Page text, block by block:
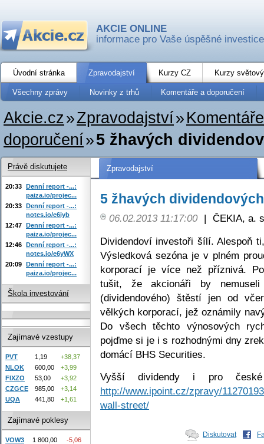
AKCIE ONLINE
informace pro Vaše úspěšné investice
Úvodní stránka Zpravodajství Kurzy CZ Kurzy
Všechny zprávy Novinky z trhů Komentáře a doporučení
Akcie.cz»Zpravodajství»
doporučení»5 žhavých
Zpravodajství
5 žhavých
06.02.2013 11:17:00 | ČEKIA, a.
Dividendoví investoři šílí. Alespoň
Výsledková sezóna je v plném
korporací je více než příznivá.
tušit, že akcionáři by
(dividendového) štěstí jen od
vělkých korporací, jež oznámily
Do všech těchto výnosových
pojďme si je i s rozhodnými dny
domácí BHS Securities.
Vyšší dividendy i pro
http://www.ipoint.cz/zpravy/
wall-street/
Diskutovat
Právě diskutujete
20:33 Denní report -...:
paiza.io/projec...
20:33 Denní report -...:
notes.io/e6iyb
12:47 Denní report -...:
paiza.io/projec...
12:46 Denní report -...:
notes.io/e6yWX
20:09 Denní report -...:
paiza.io/projec...
Škola investování
Zajímavé vzestupy
PVT 1,19
+38,37
NLOK
600,00
+3,99
FIXZO
53,00
+3,92
CZGCE
985,00
+3,14
UQA
441,80 +1,61
Zajímavé poklesy
VOW3 1 800,00
-5,06